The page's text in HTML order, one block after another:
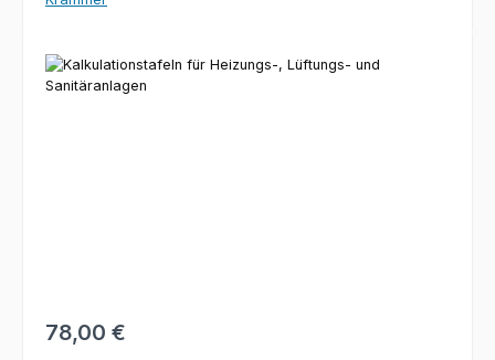
Bildergalerie überspringen
78,00 €